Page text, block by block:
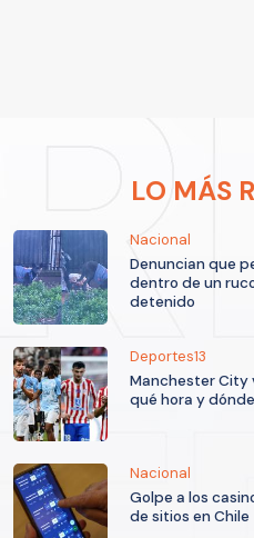
LO MÁS
Nacional
Denuncian que
dentro de un
detenido
Deportes13
Manchester City
qué hora y
Nacional
Golpe a los
de sitios en Chile